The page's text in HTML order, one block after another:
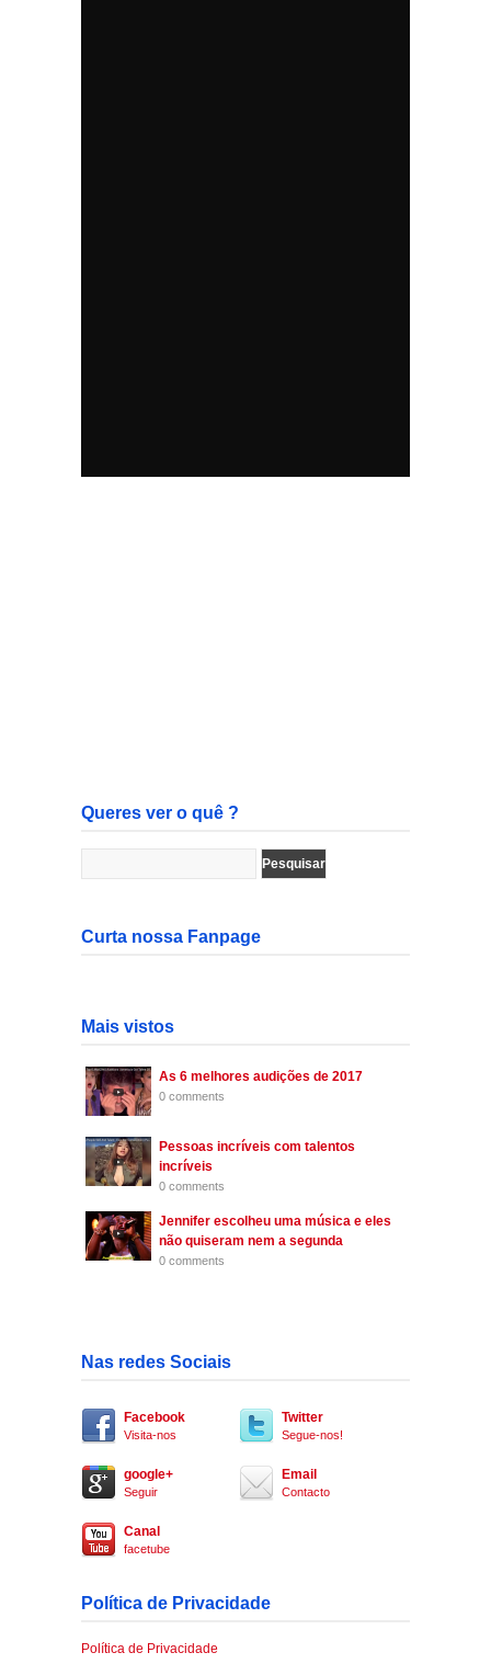
Queres ver o quê ?
Curta nossa Fanpage
Mais vistos
As 6 melhores audições de 2017
0 comments
Pessoas incríveis com talentos
incríveis
0 comments
Jennifer escolheu uma música e eles
não quiseram nem a segunda
0 comments
Nas redes Sociais
Facebook
Visita-nos
Twitter
Segue-nos!
google+
Seguir
Email
Contacto
Canal
facetube
Política de Privacidade
Política de Privacidade